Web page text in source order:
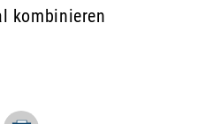
kombinieren